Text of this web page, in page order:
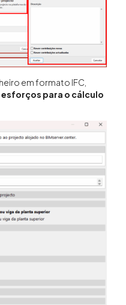
em formato IFC,
para o cálculo